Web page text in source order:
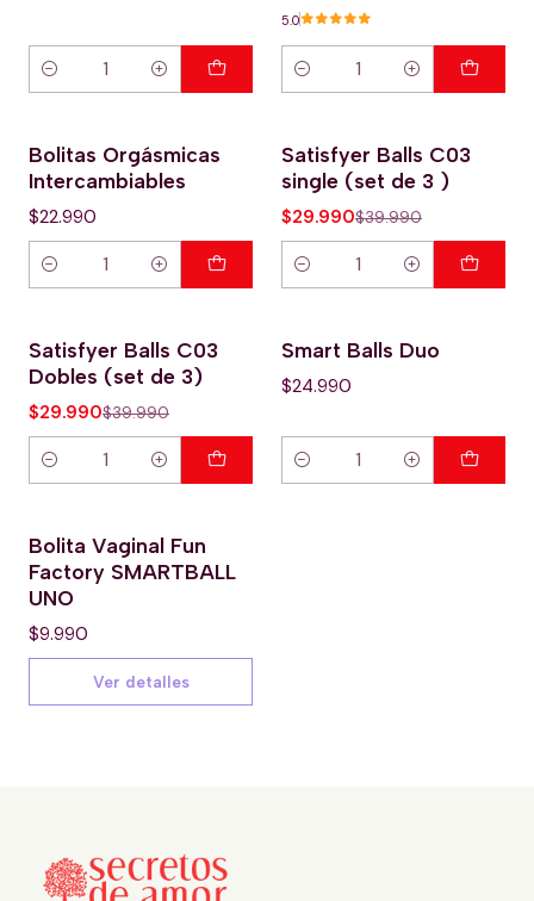
Cantidad
5.0
Cantidad
Bolitas Orgásmicas
Intercambiables
$22.990
Cantidad
-25% OFERTA HOT
Satisfyer Balls C03
single (set de 3 )
$29.990$39.990
Cantidad
-25% OFERTA HOT
Satisfyer Balls C03
Dobles (set de 3)
$29.990$39.990
Cantidad
Smart Balls Duo
$24.990
Cantidad
Agotado
Bolita Vaginal Fun
Factory SMARTBALL
UNO
$9.990
Ver detalles